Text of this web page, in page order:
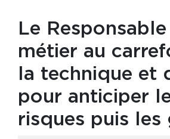
Le Responsable
métier au
la technique et
pour anticiper
risques puis les